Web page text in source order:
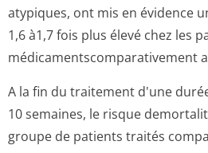
atypiques, ont mis en évidence
1,6 à1,7 fois plus élevé chez les
médicamentscom­parativement
A la fin du traitement d'une
10 semaines, le risque
groupe de patients traités